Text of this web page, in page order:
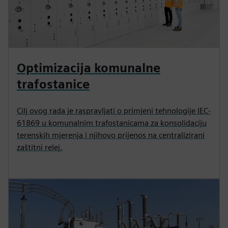
Optimizacija komunalne
trafostanice
Cilj ovog rada je raspravljati o primjeni tehnologije IEC-
61869 u komunalnim trafostanicama za konsolidaciju
terenskih mjerenja i njihovo prijenos na centralizirani
zaštitni relej.